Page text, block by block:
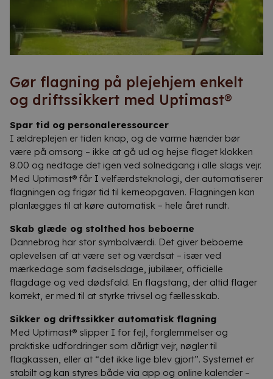
Gør flagning på plejehjem enkelt
og driftssikkert med Uptimast®
Spar tid og personaleressourcer
I ældreplejen er tiden knap, og de varme hænder bør
være på omsorg – ikke at gå ud og hejse flaget klokken
8.00 og nedtage det igen ved solnedgang i alle slags vejr.
Med Uptimast® får I velfærdsteknologi, der automatiserer
flagningen og frigør tid til kerneopgaven. Flagningen kan
planlægges til at køre automatisk – hele året rundt.
Skab glæde og stolthed hos beboerne
Dannebrog har stor symbolværdi. Det giver beboerne
oplevelsen af at være set og værdsat – især ved
mærkedage som fødselsdage, jubilæer, officielle
flagdage og ved dødsfald. En flagstang, der altid flager
korrekt, er med til at styrke trivsel og fællesskab.
Sikker og driftssikker automatisk flagning
Med Uptimast® slipper I for fejl, forglemmelser og
praktiske udfordringer som dårligt vejr, nøgler til
flagkassen, eller at “det ikke lige blev gjort”. Systemet er
stabilt og kan styres både via app og online kalender –